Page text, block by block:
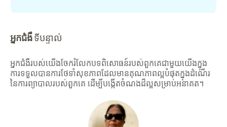
អ្នកជំងឺទីបន្ទាល់
អ្នកជំងឺរបស់យើងចែករំលែកបទពិសោធន៍របស់ពួកគេជាមួយយើងក្នុង
ការទទួលបានការថែទាំសុខភាពដែលមានគុណភាពល្អបំផុតក្នុងដំណើរ
នៃការព្យាបាលរបស់ពួកគេ ដើម្បីបង្កើតចំណងដ៏ល្អសម្រាប់អនាគត។